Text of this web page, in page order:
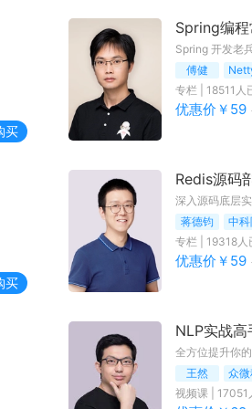
买
Spring编
Spring 开发老
傅健
专栏
18511 人
优惠价￥ 59
买
Redis源码
深入源码底层
蒋德钧
中
专栏
19318人
优惠价￥ 59
NLP实战高
全方位提升你
王然
视频课| 17051